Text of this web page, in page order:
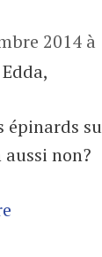
2014
épinards
non?